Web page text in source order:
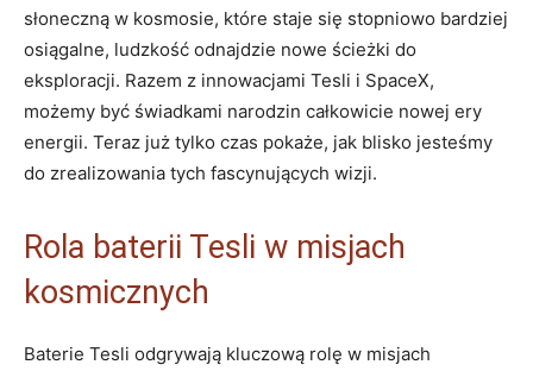
słoneczną w kosmosie, które staje się stopniowo bardziej
osiągalne, ludzkość odnajdzie nowe ścieżki do
eksploracji. Razem z innowacjami Tesli i SpaceX,
możemy być świadkami narodzin całkowicie nowej ery
energii. Teraz już tylko czas pokaże, jak blisko jesteśmy
do zrealizowania tych fascynujących wizji.
Rola baterii Tesli w misjach
kosmicznych
Baterie Tesli odgrywają kluczową rolę w misjach